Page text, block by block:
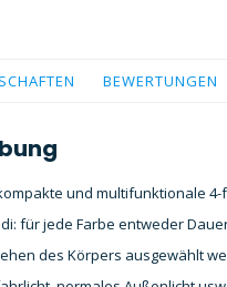
BEWERTUNGEN
und multifunktionale
für jede Farbe entweder
des Körpers ausgewählt